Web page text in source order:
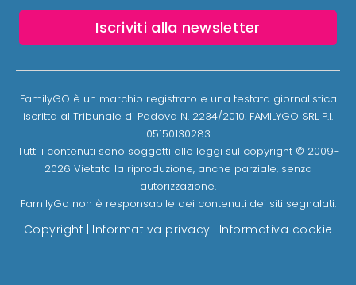
Iscriviti alla newsletter
FamilyGO è un marchio registrato e una testata giornalistica
iscritta al Tribunale di Padova N. 2234/2010. FAMILYGO SRL P.I.
05150130283
Tutti i contenuti sono soggetti alle leggi sul copyright © 2009-
2026 Vietata la riproduzione, anche parziale, senza
autorizzazione.
FamilyGo non è responsabile dei contenuti dei siti segnalati.
Copyright Informativa privacy Informativa cookie